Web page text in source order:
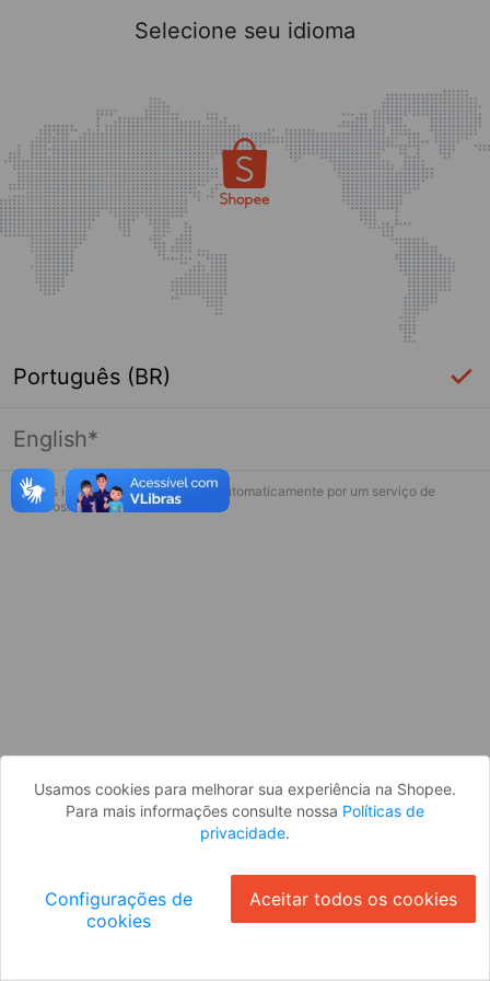
Página indisponível
Desculpe, algo deu errado. Faça login
Selecione seu idioma
Português (BR)
English*
* Esses idiomas serão traduzidos automaticamente por um serviço de
terceiros.
Usamos cookies para melhorar sua experiência na Shopee.
Para mais informações consulte nossa Políticas de
privacidade.
Configurações de
cookies
Aceitar todos os cookies